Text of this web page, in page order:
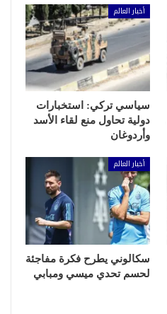
أخبار العالم
سياسي تركي: استخبارات
دولية تحاول منع لقاء الأسد
وأردوغان
أخبار العالم
سكالوني يطرح فكرة مفاجئة
لحسم تحدي ميسي ومبابي